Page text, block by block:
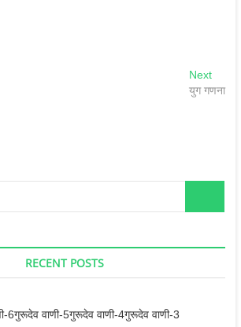
NextNext
post:
युग गणना
RECENT POSTS
6गुरूदेव वाणी-5गुरूदेव वाणी-4गुरूदेव वाणी-3